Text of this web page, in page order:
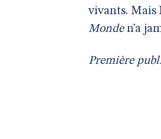
vivants. Mais
Monden’a
Première